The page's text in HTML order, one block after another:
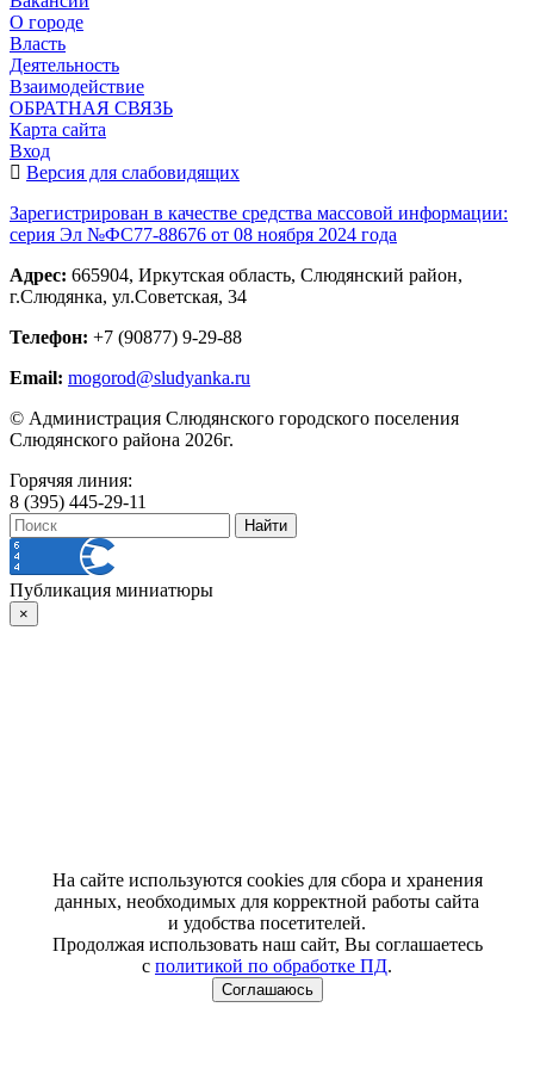
О городе
Власть
Деятельность
Взаимодействие
ОБРАТНАЯ СВЯЗЬ
Карта сайта
Вход
Версия для слабовидящих
Зарегистрирован в качестве средства массовой информации:
серия Эл №ФС77-88676 от 08 ноября 2024 года
Адрес: 665904, Иркутская область, Слюдянский район,
г.Слюдянка, ул.Советская, 34
Телефон: +7 (90877) 9-29-88
Email: mogorod@sludyanka.ru
© Администрация Слюдянского городского поселения
Слюдянского района 2026г.
Горячяя линия:
8 (395) 445-29-11
Публикация миниатюры
×
На сайте используются cookies для сбора и хранения
данных, необходимых для корректной работы сайта
и удобства посетителей.
Продолжая использовать наш сайт, Вы соглашаетесь
с политикой по обработке ПД.
Соглашаюсь